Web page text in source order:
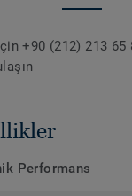
+90 (212) 213 65
Performans